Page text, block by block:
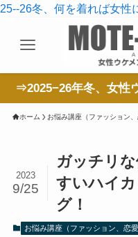
25--26冬、何を着れば女性
⇒2025−26年冬、女性
ホーム お悩み講座（ファッション、
ガッチリ
すいハイ
グ！
2023
9/25
お悩み講座（ファッション、恋愛